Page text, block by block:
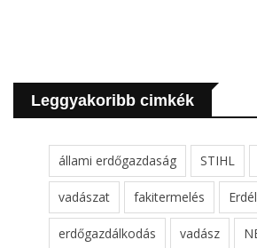
Leggyakoribb cimkék
állami erdőgazdaság STIHL
vadászat fakitermelés
erdőgazdálkodás vadász